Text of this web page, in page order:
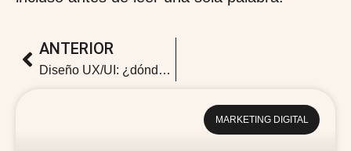
ANTERIOR
Diseño UX/UI: ¿dónde está el equilibrio entre usuario y negocio?
MARKETING DIGITAL